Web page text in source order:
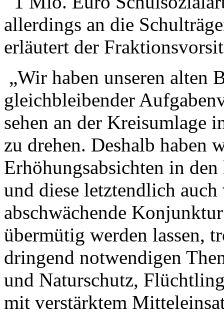
allerdings an die
erläutert der
„Wir haben unseren alten
gleichbleibender
sehen an der Kreisumlage
zu drehen. Deshalb haben
Erhöhungsabsichten in
und diese letztendlich
abschwächende
übermütig werden lassen,
dringend notwendigen
und Naturschutz,
mit verstärktem